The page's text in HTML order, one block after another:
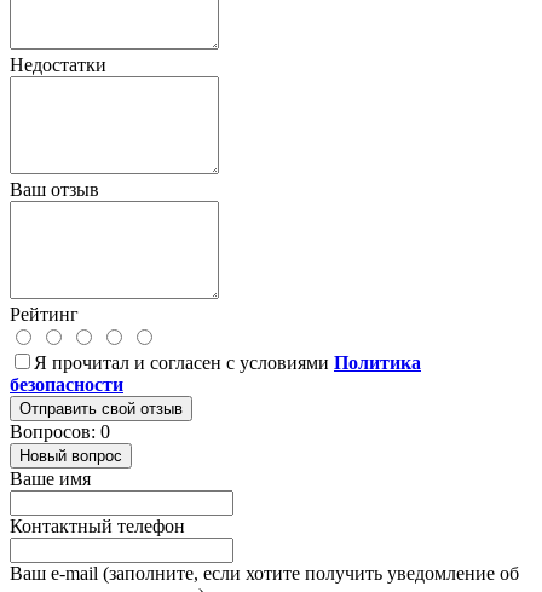
Недостатки
Ваш отзыв
Рейтинг
Я прочитал и согласен с условиями Политика
безопасности
Отправить свой отзыв
Вопросов: 0
Новый вопрос
Ваше имя
Контактный телефон
Ваш e-mail (заполните, если хотите получить уведомление об